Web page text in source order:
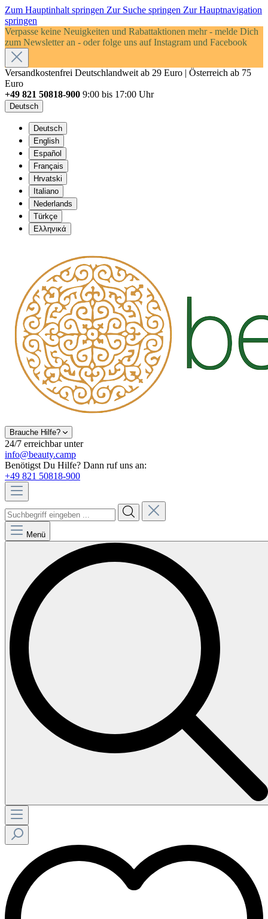
Zum Hauptinhalt springen Zur Suche springen Zur Hauptnavigation
springen
Verpasse keine Neuigkeiten und Rabattaktionen mehr - melde Dich
zum Newsletter an - oder folge uns auf Instagram und Facebook
Versandkostenfrei Deutschlandweit ab 29 Euro | Österreich ab 75
Euro
+49 821 50818-900 9:00 bis 17:00 Uhr
Deutsch
Deutsch
English
Español
Français
Hrvatski
Italiano
Nederlands
Türkçe
Ελληνικά
Brauche Hilfe?
24/7 erreichbar unter
info@beauty.camp
Benötigst Du Hilfe? Dann ruf uns an:
+49 821 50818-900
Menü